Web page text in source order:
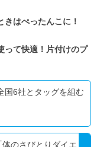
はぺったんこに！
って快適！片付けのプ
国6社とタッグを組む
のさびとりダイエ